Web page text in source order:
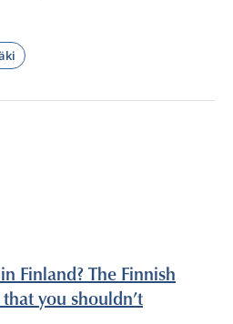
Finland? The Finnish
you shouldn’t